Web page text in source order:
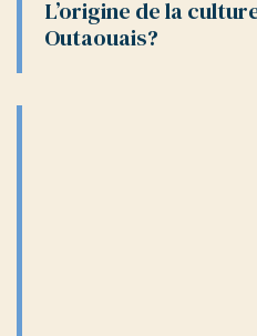
L’origine de la
Outaouais?